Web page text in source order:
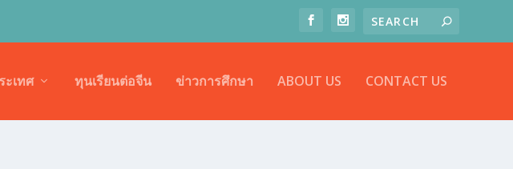
ะเทศ ทุนเรียนต่อจีน ข่าวการศึกษา ABOUT US CONTACT US